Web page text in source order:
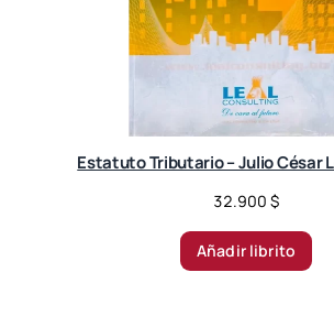
Estatuto Tributario – Julio César
32.900 $
Añadir librito